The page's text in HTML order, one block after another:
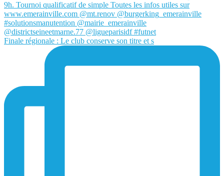
Finale régionale : Le club conserve son titre et s